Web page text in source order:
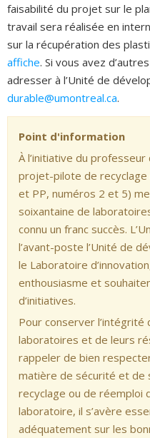
faisabilité du projet sur le
travail sera réalisée en
sur la récupération des
affiche. Si vous avez
adresser à l’Unité de
durable@umontreal.ca.
Point d'information
À l’initiative du professeur
projet-pilote de recyclage
et PP, numéros 2 et 5)
soixantaine de
connu un franc succès.
l’avant-poste l’Unité de
le Laboratoire
enthousiasme et
d’initiatives.
Pour conserver l’intégrité
laboratoires et de leurs
rappeler de bien
matière de sécurité et de
recyclage ou de réemploi
laboratoire, il s’avère
adéquatement sur les